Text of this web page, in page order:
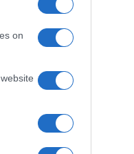
onszavazattal
előnyt
sem